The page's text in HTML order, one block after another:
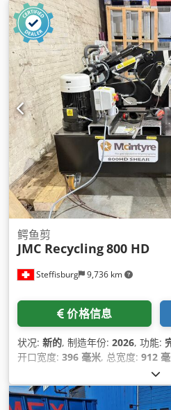
Steffisburg 9,736 km
鳄鱼剪
JMC Recycling800 HD
价格信息
状况: 新的, 制造年份: 2026, 功能:
开口宽度: 396 毫米, 总宽度: 912